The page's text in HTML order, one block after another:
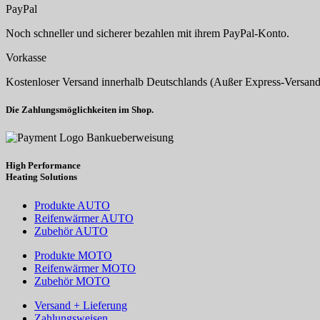
PayPal
Noch schneller und sicherer bezahlen mit ihrem PayPal-Konto.
Vorkasse
Kostenloser Versand innerhalb Deutschlands (Außer Express-
Die Zahlungsmöglichkeiten im Shop.
High Performance
Heating Solutions
Produkte AUTO
Reifenwärmer AUTO
Zubehör AUTO
Produkte MOTO
Reifenwärmer MOTO
Zubehör MOTO
Versand + Lieferung